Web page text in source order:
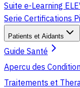
Suite e-Learning
Serie Certifications
Patients et Aidants
Guide Santé
Apercu des
Traitements et